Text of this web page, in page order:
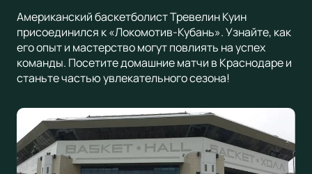
Американский баскетболист Тревелин Куин
присоединился к «Локомотив-Кубань». Узнайте, как
его опыт и мастерство могут повлиять на успех
команды. Посетите домашние матчи в Краснодаре и
станьте частью увлекательного сезона!